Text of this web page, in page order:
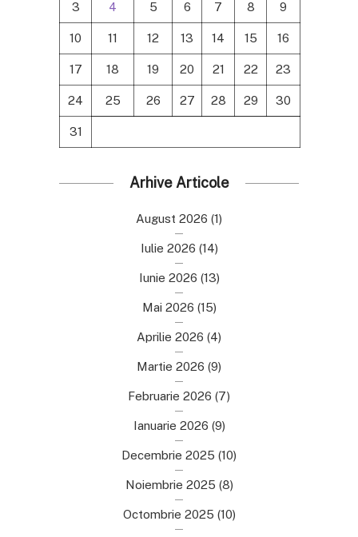
3 4 5 6 7 8 9
10 11 12 13 14 15 16
17 18 19 20 21 22 23
24 25 26 27 28 29 30
31
Arhive Articole
August 2026 (1)
Iulie 2026 (14)
Iunie 2026 (13)
Mai 2026 (15)
Aprilie 2026 (4)
Martie 2026 (9)
Februarie 2026 (7)
Ianuarie 2026 (9)
Decembrie 2025 (10)
Noiembrie 2025 (8)
Octombrie 2025 (10)